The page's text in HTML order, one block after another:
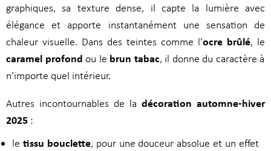
graphiques, sa texture dense, il capte la lumière avec
élégance et apporte instantanément une sensation de
chaleur visuelle. Dans des teintes comme l’ocre brûlé, le
caramel profond ou le brun tabac, il donne du caractère à
n’importe quel intérieur.
Autres incontournables de la décoration automne-hiver
2025 :
le tissu bouclette, pour une douceur absolue et un effet